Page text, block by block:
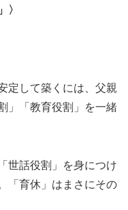
〉
定して築くには、父親
」「教育役割」を一緒
世話役割」を身につけ
「育休」はまさにその